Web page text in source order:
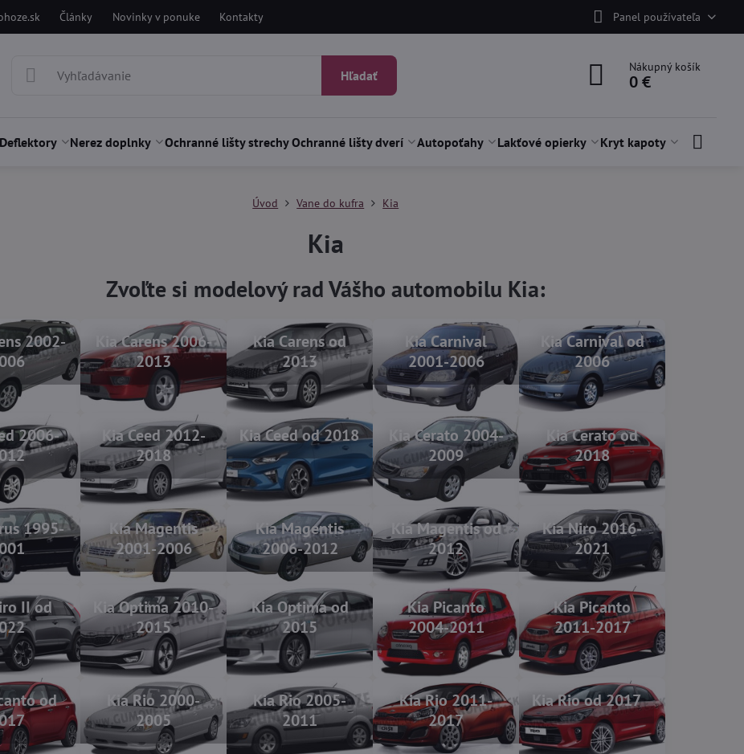
Články Novinky v ponuke Kontakty Panel používateľa
Hľadať
Nákupný košík
0 €
Deflektory Nerez doplnky Ochranné lišty strechyOchranné lišty dverí Autopoťahy Lakťové opierky Kryt kapoty
Úvod Vane do kufra Kia
Kia
Zvoľte si modelový rad Vášho automobilu Kia:
2002-
Kia Carens 2006-
2013
Kia Carens od
2013
Kia Carnival
2001-2006
Kia Carnival od
2006
2006-
Kia Ceed 2012-
2018
Kia Ceed od 2018
Kia Cerato 2004-
2009
Kia Cerato od
2018
1995-
Kia Magentis
2001-2006
Kia Magentis
2006-2012
Kia Magentis od
2012
Kia Niro 2016-
2021
II od
Kia Optima 2010-
2015
Kia Optima od
2015
Kia Picanto
2004-2011
Kia Picanto
2011-2017
od
Kia Rio 2000-
2005
Kia Rio 2005-
2011
Kia Rio 2011-
2017
Kia Rio od 2017